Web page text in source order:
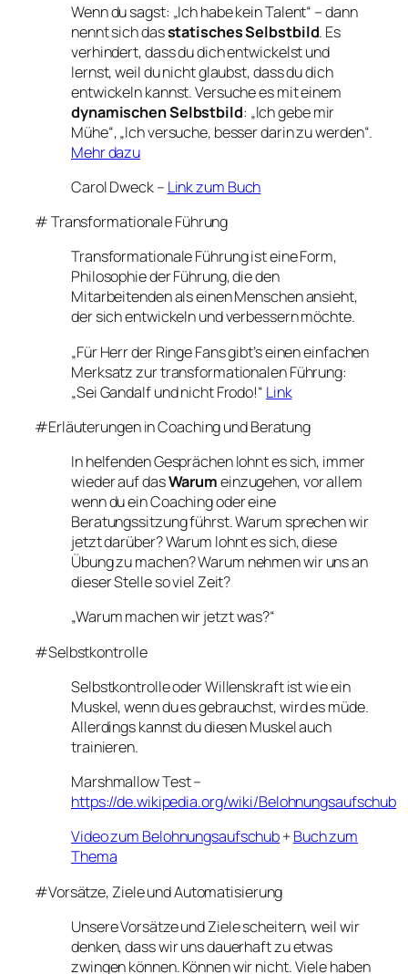
Wenn du sagst: „Ich habe kein Talent“ – dann
nennt sich dasstatisches Selbstbild. Es
verhindert, dass du dich entwickelst und
lernst, weil du nicht glaubst, dass du dich
entwickeln kannst. Versuche es mit einem
dynamischen Selbstbild: „Ich gebe mir
Mühe“, „Ich versuche, besser darin zu werden“.
Mehr dazu
Carol Dweck – Link zum Buch
# Transformationale Führung
Transformationale Führung ist eine Form,
Philosophie der Führung, die den
Mitarbeitenden als einen Menschen ansieht,
der sich entwickeln und verbessern möchte.
„Für Herr der Ringe Fans gibt’s einen einfachen
Merksatz zur transformationalen Führung:
„Sei Gandalf und nicht Frodo!“ Link
#Erläuterungen in Coaching und Beratung
In helfenden Gesprächen lohnt es sich, immer
wieder auf dasWarumeinzugehen, vor allem
wenn du ein Coaching oder eine
Beratungssitzung führst. Warum sprechen wir
jetzt darüber? Warum lohnt es sich, diese
Übung zu machen? Warum nehmen wir uns an
dieser Stelle so viel Zeit?
„Warum machen wir jetzt was?“
#Selbstkontrolle
Selbstkontrolle oder Willenskraft ist wie ein
Muskel, wenn du es gebrauchst, wird es müde.
Allerdings kannst du diesen Muskel auch
trainieren.
Marshmallow Test –
https://de.wikipedia.org/wiki/Belohnungsaufschub
Video zum Belohnungsaufschub+Buch zum
Thema
#Vorsätze, Ziele und Automatisierung
Unsere Vorsätze und Ziele scheitern, weil wir
denken, dass wir uns dauerhaft zu etwas
zwingen können. Können wir nicht. Viele haben